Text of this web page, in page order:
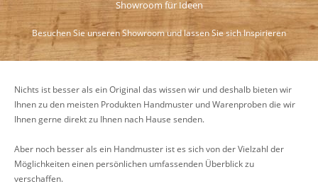
Showroom für Ideen
Besuchen Sie unseren Showroom und lassen Sie sich Inspirieren
Nichts ist besser als ein Original das wissen wir und deshalb bieten wir
Ihnen zu den meisten Produkten Handmuster und Warenproben die wir
Ihnen gerne direkt zu Ihnen nach Hause senden.
Aber noch besser als ein Handmuster ist es sich von der Vielzahl der
Möglichkeiten einen persönlichen umfassenden Überblick zu
verschaffen.